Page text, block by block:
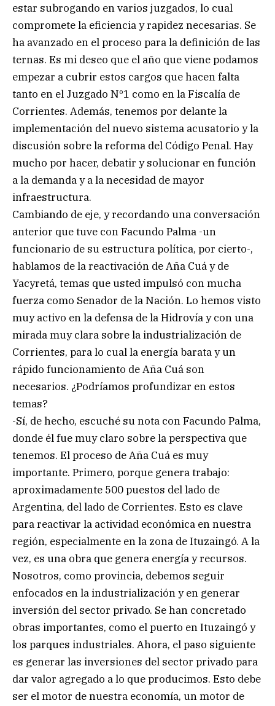
estar subrogando en varios juzgados, lo cual
compromete la eficiencia y rapidez necesarias. Se
ha avanzado en el proceso para la definición de las
ternas. Es mi deseo que el año que viene podamos
empezar a cubrir estos cargos que hacen falta
tanto en el Juzgado Nº1 como en la Fiscalía de
Corrientes. Además, tenemos por delante la
implementación del nuevo sistema acusatorio y la
discusión sobre la reforma del Código Penal. Hay
mucho por hacer, debatir y solucionar en función
a la demanda y a la necesidad de mayor
infraestructura.
Cambiando de eje, y recordando una conversación
anterior que tuve con Facundo Palma -un
funcionario de su estructura política, por cierto-,
hablamos de la reactivación de Aña Cuá y de
Yacyretá, temas que usted impulsó con mucha
fuerza como Senador de la Nación. Lo hemos visto
muy activo en la defensa de la Hidrovía y con una
mirada muy clara sobre la industrialización de
Corrientes, para lo cual la energía barata y un
rápido funcionamiento de Aña Cuá son
necesarios. ¿Podríamos profundizar en estos
temas?
-Sí, de hecho, escuché su nota con Facundo Palma,
donde él fue muy claro sobre la perspectiva que
tenemos. El proceso de Aña Cuá es muy
importante. Primero, porque genera trabajo:
aproximadamente 500 puestos del lado de
Argentina, del lado de Corrientes. Esto es clave
para reactivar la actividad económica en nuestra
región, especialmente en la zona de Ituzaingó. A la
vez, es una obra que genera energía y recursos.
Nosotros, como provincia, debemos seguir
enfocados en la industrialización y en generar
inversión del sector privado. Se han concretado
obras importantes, como el puerto en Ituzaingó y
los parques industriales. Ahora, el paso siguiente
es generar las inversiones del sector privado para
dar valor agregado a lo que producimos. Esto debe
ser el motor de nuestra economía, un motor de